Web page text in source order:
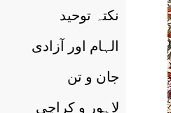
نکتہ توحيد
الہام اور آزادی
جان و تن
لاہور و کراچی